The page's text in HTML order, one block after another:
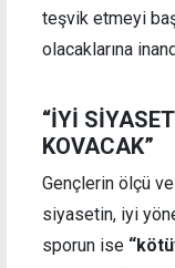
teşvik etmeyi
olacaklarına
“İYİ
KOVACAK”
Gençlerin ölçü
siyasetin, iyi
sporun ise